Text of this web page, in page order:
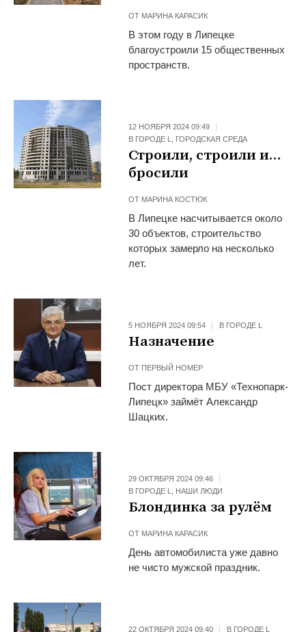
ОТ МАРИНА КАРАСИК
В этом году в Липецке
благоустроили 15 общественных
пространств.
12 НОЯБРЯ 2024 09:49
В ГОРОДЕ L, ГОРОДСКАЯ СРЕДА
Строили, строили и…
бросили
ОТ МАРИНА КОСТЮК
В Липецке насчитывается около
30 объектов, строительство
которых замерло на несколько
лет.
5 НОЯБРЯ 2024 09:54 В ГОРОДЕ L
Назначение
ОТ ПЕРВЫЙ НОМЕР
Пост директора МБУ «Технопарк-
Липецк» займёт Александр
Шацких.
29 ОКТЯБРЯ 2024 09:46
В ГОРОДЕ L, НАШИ ЛЮДИ
Блондинка за рулём
ОТ МАРИНА КАРАСИК
День автомобилиста уже давно
не чисто мужской праздник.
22 ОКТЯБРЯ 2024 09:40 В ГОРОДЕ L